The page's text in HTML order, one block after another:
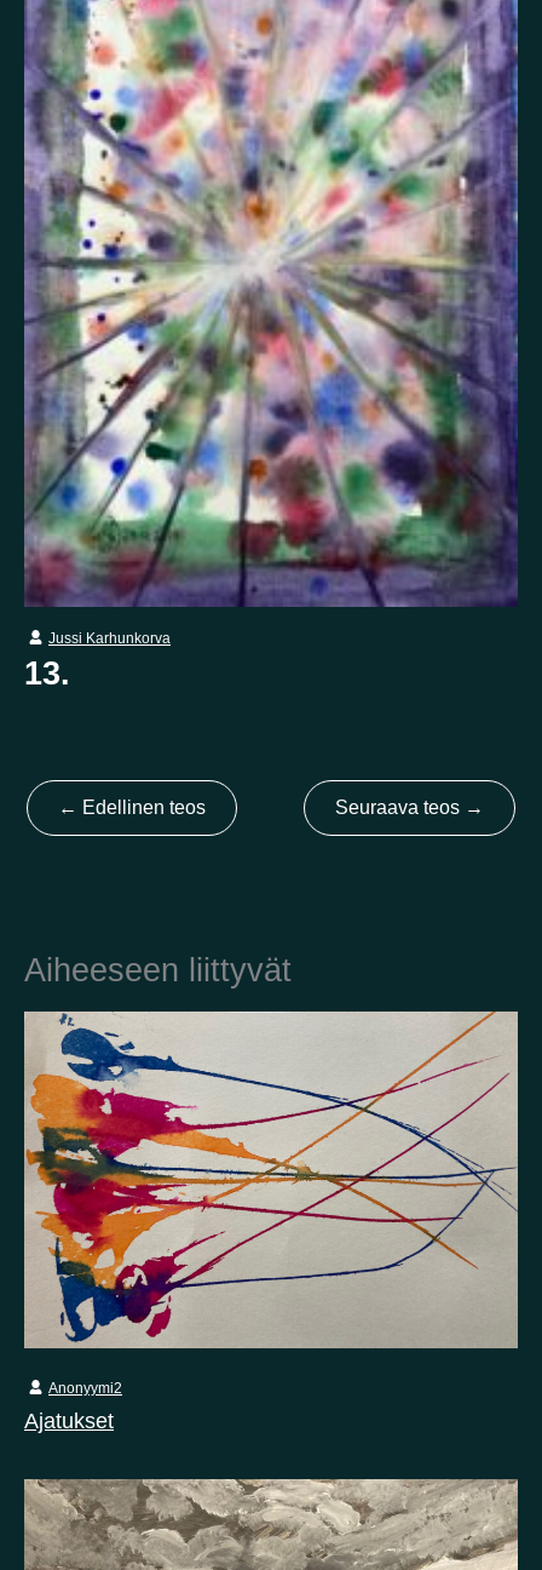
Itsetuhoisuus
Jännitys
Kaipaus
Kaksisuuntainen mielialahäiriö
Kärsimys
Kiitollisuus
Kuolema Kuuloharhat
Luonto
Luottamus
Mania Masennus
Mindfulness
Muisto
Oikeudenmukaisuus Onni
Paha olo
Pakko-oireinen häiriö
Paniikki
Pelko
Persoonallisuushäiriö
Psykoosi
Rakkaus
Rauhallisuus
Rauhattomuus
Riippuvuus
Rohkeus
Seksuaalisuus Skitsofrenia
Stressi
Suojelusenkeli
Surrealismi Suru
Syömishäiriö
Syyllisyys
Toivo Trauma
Tulevaisuus
Turvallisuus
Unettomuus Uni
Uupumus
Vääryys
Vainoharhaisuus Valemuisto
Vapaus
Veistos
Viha Yksinäisyys Ylpeys Ystävällisyys
Suomi
Jussi Karhunkorva
13.
← Edellinen teos Seuraava teos →
Aiheeseen liittyvät
Ajatukset
Anonyymi2